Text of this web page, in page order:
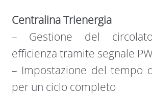
Centralina Trienergia
– Gestione del
efficienza tramite segnale
– Impostazione del tempo
per un ciclo completo